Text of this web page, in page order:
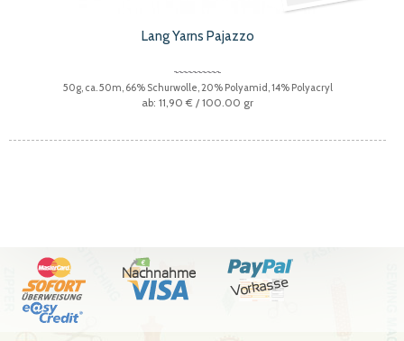
Lang Yarns Pajazzo
50g, ca. 50m, 66% Schurwolle, 20% Polyamid, 14% Polyacryl
11,90 € / 100.00 gr
Nachnahme
Vorkasse